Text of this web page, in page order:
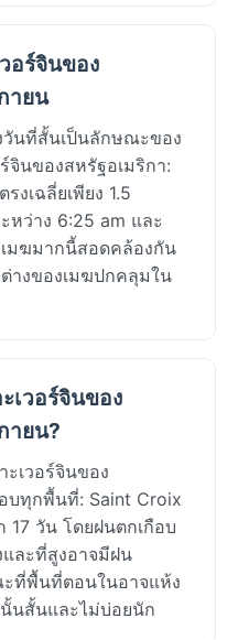
อร์จินของ
ายน
วันที่สั้นเป็นลักษณะของ
จินของสหรัฐอเมริกา:
งเฉลี่ยเพียง 1.5
หว่าง 6:25 am และ
มฆมากนี้สอดคล้องกัน
างของเมฆปกคลุมใน
เวอร์จินของ
ายน?
ะเวอร์จินของ
บทุกพื้นที่: Saint Croix
วัน โดยฝนตกเกือบ
ละที่สูงอาจมีฝน
ที่พื้นที่ตอนในอาจแห้ง
นสั้นและไม่บ่อยนัก